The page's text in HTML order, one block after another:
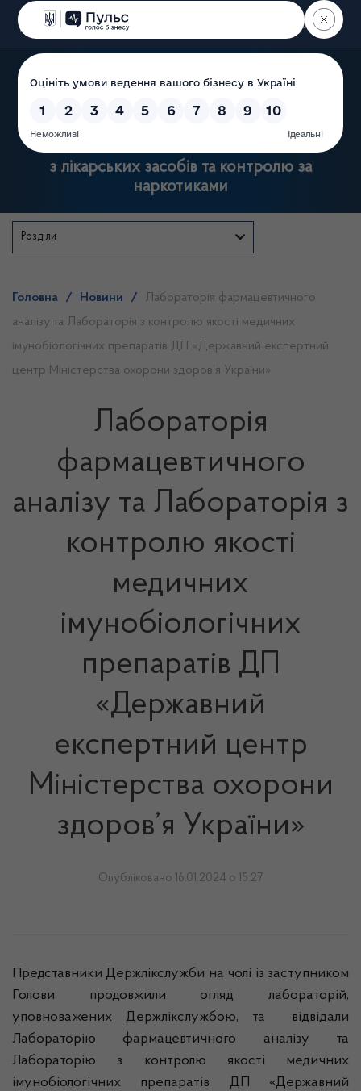
Пошук
Державна служба України
з лікарських засобів та контролю за
наркотиками
Розділи
Головна / Новини /
Лабораторія фармацевтичного
аналізу та Лабораторія з контролю якості медичних
імунобіологічних препаратів ДП «Державний експертний
центр Міністерства охорони здоров’я України»
Лабораторія
фармацевтичного
аналізу та Лабораторія з
контролю якості
медичних
імунобіологічних
препаратів ДП
«Державний
експертний центр
Міністерства охорони
здоров’я України»
Опубліковано 16.01.2024 о 15:27
Представники Держлікслужби на чолі із заступником
Голови продовжили огляд лабораторій,
уповноважених Держлікслужбою, та відвідали
Лабораторію фармацевтичного аналізу та
Лабораторію з контролю якості медичних
імунобіологічних препаратів ДП «Державний